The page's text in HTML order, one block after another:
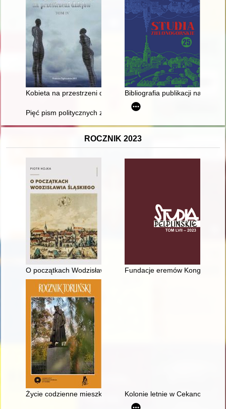
Kobieta na przestrzeni dziejów. T. 4Bibliografia publikacji
Pięć pism politycznych z czasu konfederacji gołąbskiej
ROCZNIK 2023
O początkach Wodzisławia ŚląskiegoFundacje eremów Kongregacji
Życie codzienne mieszkańców Torunia od końca Wielkiej
Kolonie letnie w Cekanowie